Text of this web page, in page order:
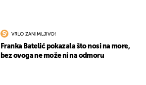
VRLO ZANIMLJIVO!
Franka Batelić pokazala što nosi na more,
bez ovoga ne može ni na odmoru